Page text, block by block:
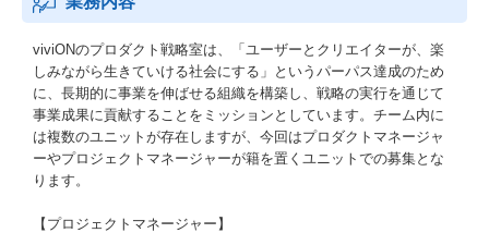
viviONのプロダクト戦略室は、「ユーザーとクリエイターが、楽
しみながら生きていける社会にする」というパーパス達成のため
に、長期的に事業を伸ばせる組織を構築し、戦略の実行を通じて
事業成果に貢献することをミッションとしています。チーム内に
は複数のユニットが存在しますが、今回はプロダクトマネージャ
ーやプロジェクトマネージャーが籍を置くユニットでの募集とな
ります。
【プロジェクトマネージャー】